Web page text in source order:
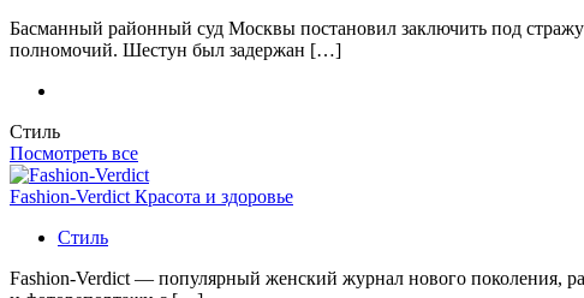
Басманный районный суд Москвы постановил заключить под
полномочий. Шестун был задержан […]
Стиль
Посмотреть все
Fashion-Verdict Красота и здоровье
Стиль
Fashion-Verdict — популярный женский журнал нового поколения,